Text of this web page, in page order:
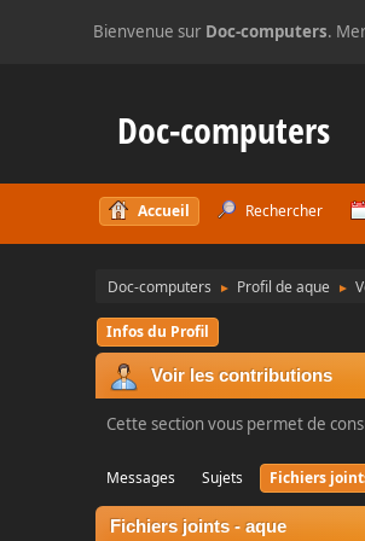
Bienvenue sur Doc-computers.
Doc-computers
Accueil Rechercher
Doc-computers ► Profil de aque ►
Infos du Profil
Voir les contributions
Cette section vous permet de
Messages Sujets Fichiers
Fichiers joints - aque